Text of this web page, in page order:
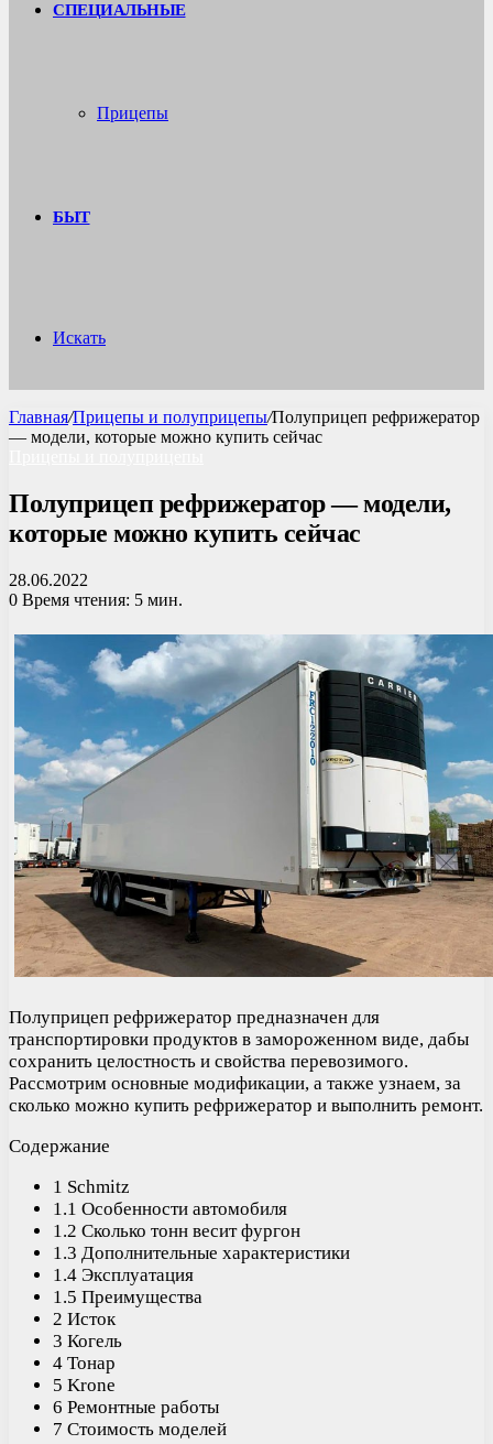
СПЕЦИАЛЬНЫЕ
Прицепы
БЫТ
Искать
Главная/Прицепы и полуприцепы/Полуприцеп рефрижератор
— модели, которые можно купить сейчас
Полуприцеп рефрижератор — модели,
которые можно купить сейчас
28.06.2022
0 Время чтения: 5 мин.
Полуприцеп рефрижератор предназначен для
транспортировки продуктов в замороженном виде, дабы
сохранить целостность и свойства перевозимого.
Рассмотрим основные модификации, а также узнаем, за
сколько можно купить рефрижератор и выполнить ремонт.
Содержание
1 Schmitz
1.1 Особенности автомобиля
1.2 Сколько тонн весит фургон
1.3 Дополнительные характеристики
1.4 Эксплуатация
1.5 Преимущества
2 Исток
3 Когель
4 Тонар
5 Krone
6 Ремонтные работы
7 Стоимость моделей